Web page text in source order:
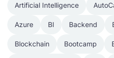
Artificial Intelligence
Azure BI Backend
Blockchain Bootcamp